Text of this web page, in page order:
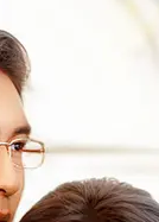
Citra, tetapi
sama